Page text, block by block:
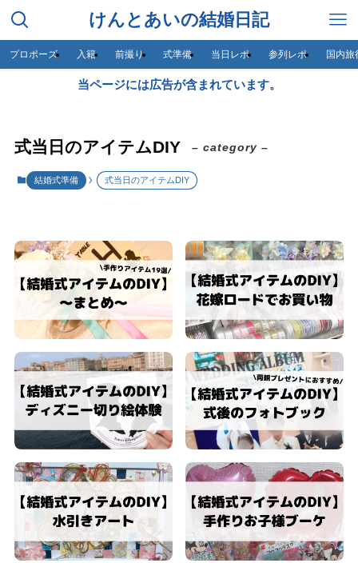
けんとあいの結婚日記
プロポーズ 入籍 前撮り 式準備 当日レポ 参列レポ 国内旅
当ページには広告が含まれています。
式当日のアイテムDIY – category –
結婚式準備 式当日のアイテムDIY